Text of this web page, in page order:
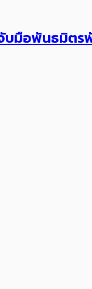
บมือพันธมิต